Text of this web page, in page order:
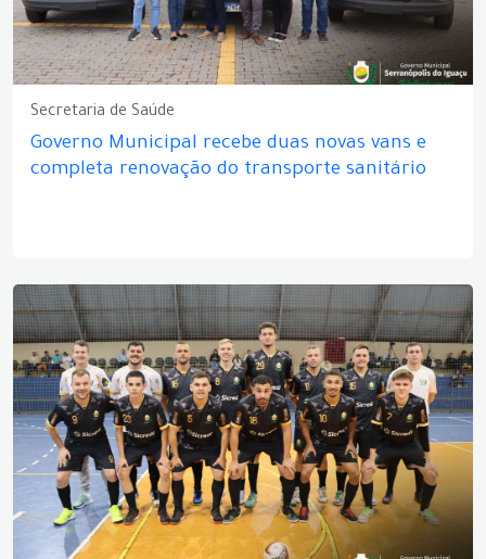
Secretaria de Saúde
Governo Municipal recebe duas novas vans e
completa renovação do transporte sanitário